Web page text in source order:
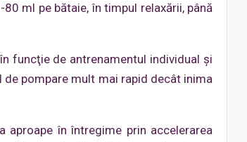
ml pe bătaie, în timpul relaxării, până
funcţie de antrenamentul individual şi
pompare mult mai rapid decât inima
în întregime prin accelerarea